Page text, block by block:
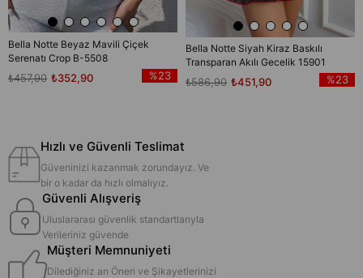
Bella Notte Beyaz Mavili Çiçek
Serenatı Crop B-5508
₺352,90
₺457,90 %23
Bella Notte Siyah Kiraz Baskılı
Transparan Akılı Gecelik 15901
₺451,90
₺586,90 %23
Hızlı ve Güvenli Teslimat
Güveninizi kazanmak zorundayız. Ve
bir o kadar da hızlı olmalıyız.
Güvenli Alışveriş
Uluslararası güvenlik standartlarıyla
Verileriniz güvende
Müşteri Memnuniyeti
Dilediğiniz an Öneri ve Şikayetlerinizi